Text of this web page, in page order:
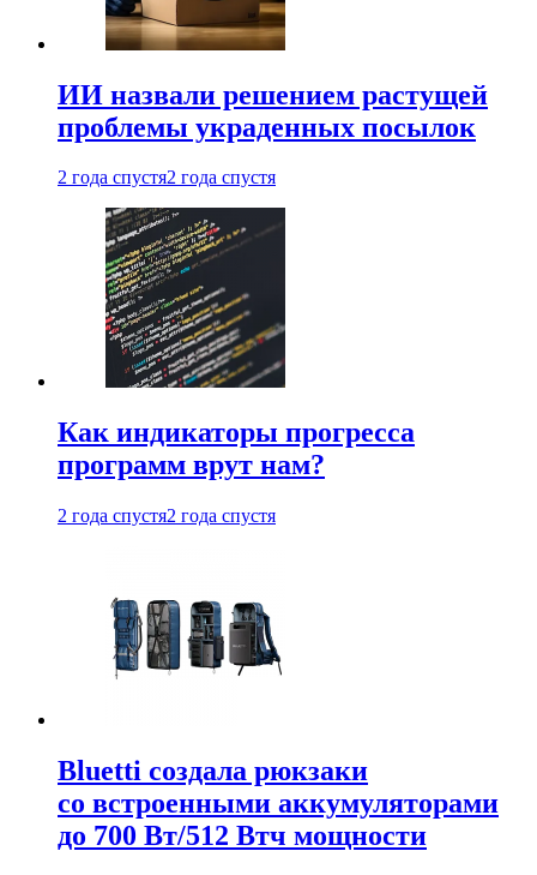
ИИ назвали решением растущей
проблемы украденных посылок
2 года спустя2 года спустя
Как индикаторы прогресса
программ врут нам?
2 года спустя2 года спустя
Bluetti создала рюкзаки
со встроенными аккумуляторами
до 700 Вт/512 Втч мощности